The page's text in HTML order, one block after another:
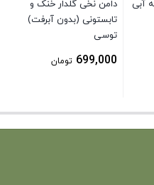
آبی
دامن نخی گلدار خنک و
تابستونی (بدون آبرفت)
توسی
699,000 تومان